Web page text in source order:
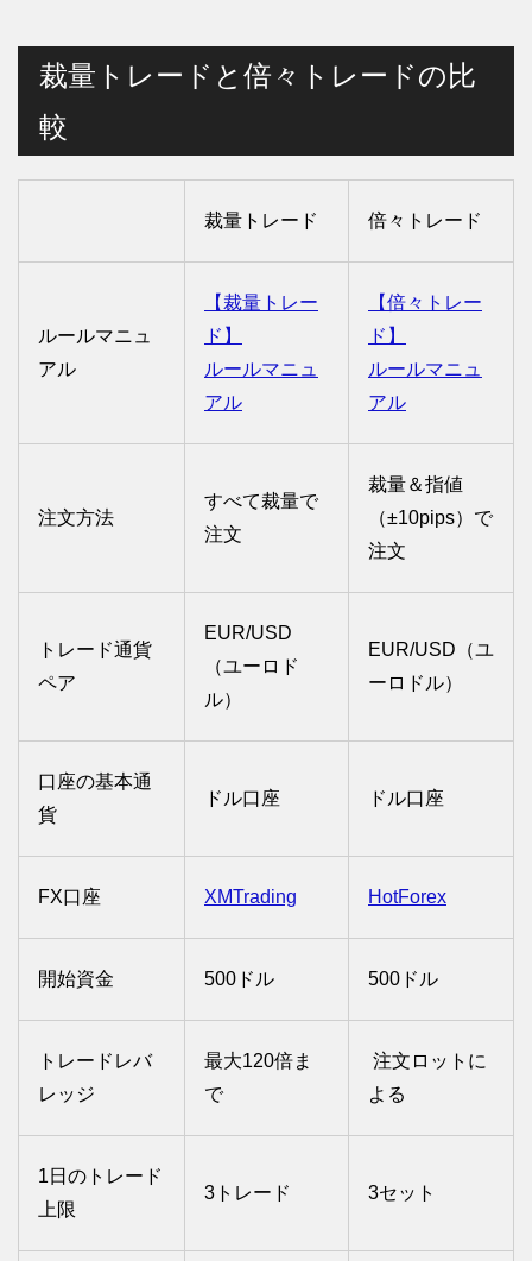
裁量トレードと倍々トレードの比
較
裁量トレード 倍々トレード
ルールマニュ
アル
【裁量トレー
ド】
ルールマニュ
アル
【倍々トレー
ド】
ルールマニュ
アル
注文方法
すべて裁量で
注文
裁量＆指値
（±10pips）で
注文
トレード通貨
ペア
EUR/USD
（ユーロド
ル）
EUR/USD（ユ
ーロドル）
口座の基本通
貨
ドル口座 ドル口座
FX口座 XMTrading HotForex
開始資金 500ドル 500ドル
トレードレバ
レッジ
最大120倍ま
で
注文ロットに
よる
1日のトレード
上限
3トレード 3セット